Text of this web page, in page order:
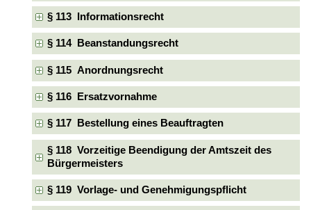
§ 113 Informationsrecht
§ 114 Beanstandungsrecht
§ 115 Anordnungsrecht
§ 116 Ersatzvornahme
§ 117 Bestellung eines Beauftragten
§ 118 Vorzeitige Beendigung der Amtszeit des
Bürgermeisters
§ 119 Vorlage- und Genehmigungspflicht